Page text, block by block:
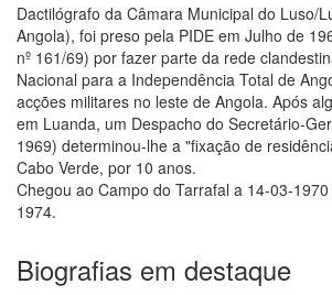
Dactilógrafo da Câmara Municipal do Luso/
Angola), foi preso pela PIDE em Julho de
nº 161/69) por fazer parte da rede
Nacional para a Independência Total de
acções militares no leste de Angola. Após
em Luanda, um Despacho do Secretário-
1969) determinou-lhe a "fixação de
Cabo Verde, por 10 anos.
Chegou ao Campo do Tarrafal a 14-03-
1974.
Biografias em destaque